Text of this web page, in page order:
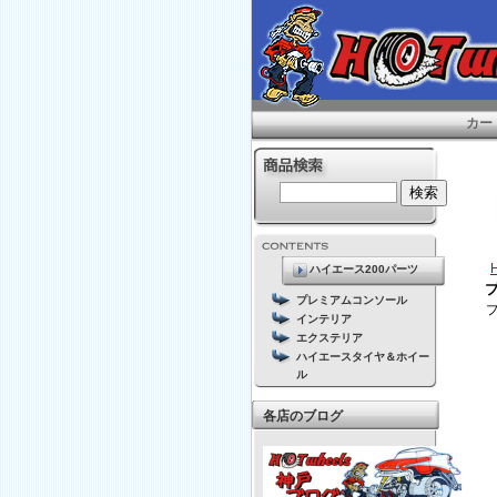
カー
ハイエース200パーツ
プレミアムコンソール
インテリア
エクステリア
ハイエースタイヤ＆ホイー
ル
各店のブログ